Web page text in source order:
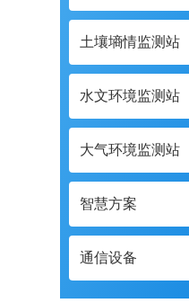
土壤墒情监测站
水文环境监测站
大气环境监测站
智慧方案
通信设备